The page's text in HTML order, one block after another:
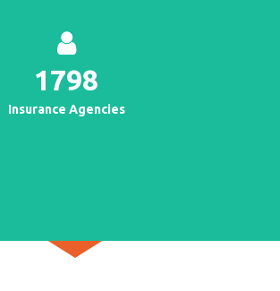
1798
Insurance Agencies